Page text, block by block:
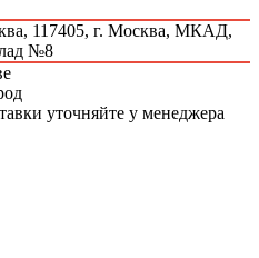
117405, г. Москва, МКАД,
№8
уточняйте у менеджера